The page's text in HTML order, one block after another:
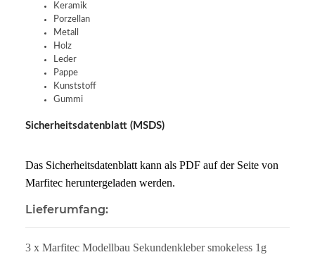
Keramik
Porzellan
Metall
Holz
Leder
Pappe
Kunststoff
Gummi
Sicherheitsdatenblatt (MSDS)
Das Sicherheitsdatenblatt kann als PDF auf der Seite von
Marfitec heruntergeladen werden.
Lieferumfang:
3 x Marfitec Modellbau Sekundenkleber smokeless 1g